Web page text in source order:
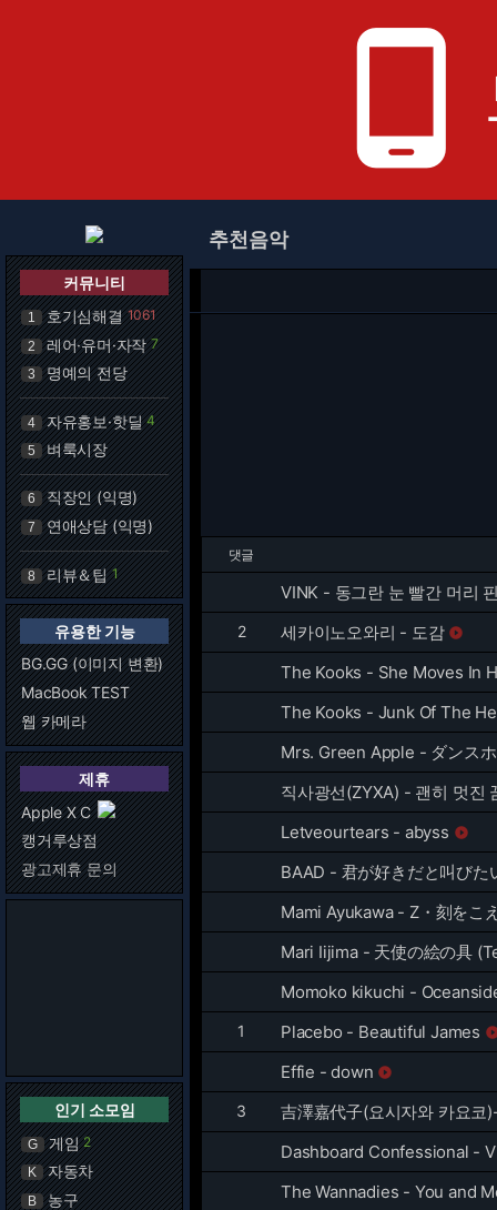
phone_android
커뮤니티
1 호기심해결 1061
2 레어·유머·자작 7
3 명예의 전당
4 자유홍보·핫딜 4
5 벼룩시장
6 직장인 (익명)
7 연애상담 (익명)
8 리뷰＆팁 1
유용한 기능
BG.GG (이미지 변환)
MacBook TEST
웹 카메라
제휴
Apple X C
캥거루상점
광고제휴 문의
인기 소모임
G 게임 2
K 자동차
B 농구
추천음악
댓글
VINK - 동그란 눈 빨간 머리
2 세카이노오와리 - 도감 
The Kooks - She Moves In
The Kooks - Junk Of The
Mrs. Green Apple - ダンス
직사광선(ZYXA) - 괜히 멋진
Letveourtears - abyss 
BAAD - 君が好きだと叫び
Mami Ayukawa - Z・刻をこ
Mari Iijima - 天使の絵の具
Momoko kikuchi -
1 Placebo - Beautiful James
Effie - down 
3
吉澤嘉代子(요시자와 카요코
Dashboard Confessional -
The Wannadies - You and